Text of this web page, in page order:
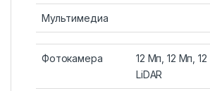
Мультимедиа
Фотокамера
12 Мп, 12 Мп,
LiDAR